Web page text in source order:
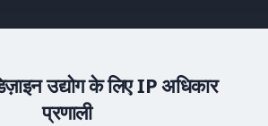
उद्योग के लिए IP अधिकार
प्रणाली